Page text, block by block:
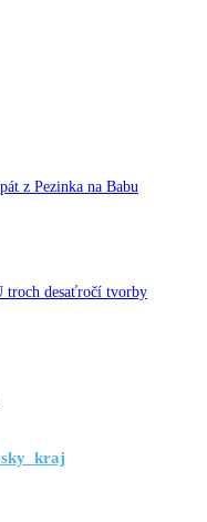
z Pezinka na Babu
troch desaťročí tvorby